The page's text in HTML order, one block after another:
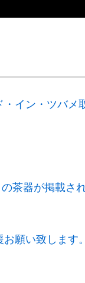
イン・ツバメ
茶器が掲載さ
お願い致します